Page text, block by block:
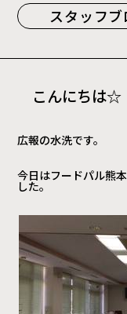
スタッフブ
こんにちは☆
広報の水洗です。
今日はフードパル熊
した。